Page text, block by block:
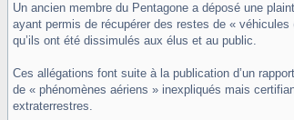
Un ancien membre du Pentagone a déposé une
ayant permis de récupérer des restes de «
qu’ils ont été dissimulés aux élus et au public.
Ces allégations font suite à la publication d’un
de « phénomènes aériens » inexpliqués mais
extraterrestres.